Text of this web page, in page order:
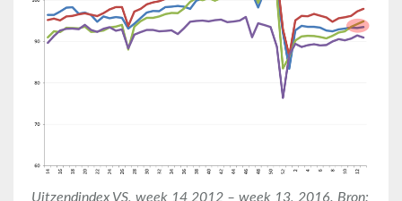
Uitzendindex VS, week 14 2012 – week 13, 2016. Bron: